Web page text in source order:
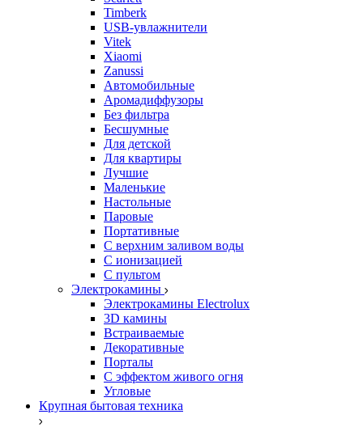
Timberk
USB-увлажнители
Vitek
Xiaomi
Zanussi
Автомобильные
Аромадиффузоры
Без фильтра
Бесшумные
Для детской
Для квартиры
Лучшие
Маленькие
Настольные
Паровые
Портативные
С верхним заливом воды
С ионизацией
С пультом
Электрокамины
Электрокамины Electrolux
3D камины
Встраиваемые
Декоративные
Порталы
С эффектом живого огня
Угловые
Крупная бытовая техника